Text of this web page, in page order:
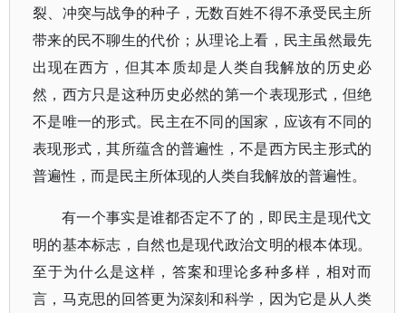
裂、冲突与战争的种子，无数百姓不得不承受民主所
带来的民不聊生的代价；从理论上看，民主虽然最先
出现在西方，但其本质却是人类自我解放的历史必
然，西方只是这种历史必然的第一个表现形式，但绝
不是唯一的形式。民主在不同的国家，应该有不同的
表现形式，其所蕴含的普遍性，不是西方民主形式的
普遍性，而是民主所体现的人类自我解放的普遍性。
有一个事实是谁都否定不了的，即民主是现代文
明的基本标志，自然也是现代政治文明的根本体现。
至于为什么是这样，答案和理论多种多样，相对而
言，马克思的回答更为深刻和科学，因为它是从人类